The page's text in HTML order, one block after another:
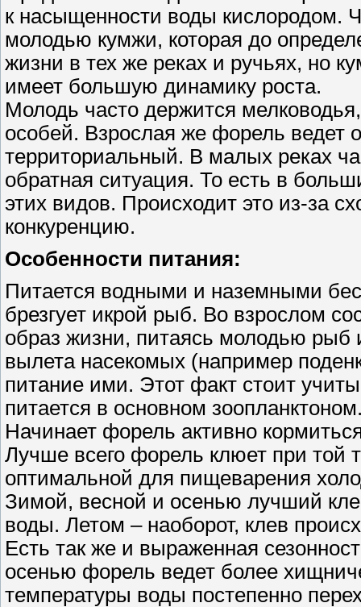
к насыщенности воды кислородом.
молодью кумжи, которая до
жизни в тех же реках и ручьях, но
имеет большую динамику роста.
Молодь часто держится
особей. Взрослая же форель ведет
территориальный. В малых реках
обратная ситуация. То есть в
этих видов. Происходит это из-за
конкуренцию.
Особенности питания:
Питается водными и наземными
брезгует икрой рыб. Во взрослом
образ жизни, питаясь молодью рыб
вылета насекомых (например
питание ими. Этот факт стоит
питается в основном
Начинает форель активно
Лучше всего форель клюет при той
оптимальной для пищеварения
Зимой, весной и осенью лучший
воды. Летом – наоборот, клев
Есть так же и выраженная
осенью форель ведет более
температуры воды постепенно